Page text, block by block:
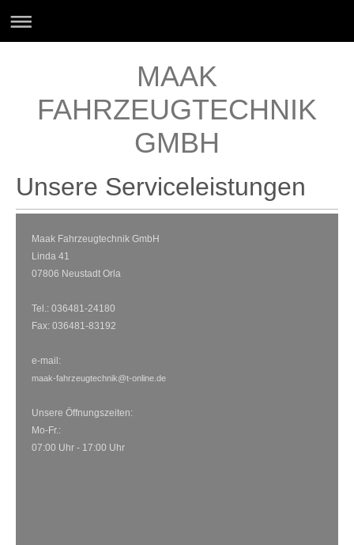
MAAK
FAHRZEUGTECHNIK
GMBH
Unsere Serviceleistungen
Maak Fahrzeugtechnik GmbH
Linda 41
07806 Neustadt Orla
Tel.: 036481-24180
Fax: 036481-83192
e-mail:
maak-fahrzeugtechnik@t-online.de
Unsere Öffnungszeiten:
Mo-Fr.:
07:00 Uhr - 17:00 Uhr